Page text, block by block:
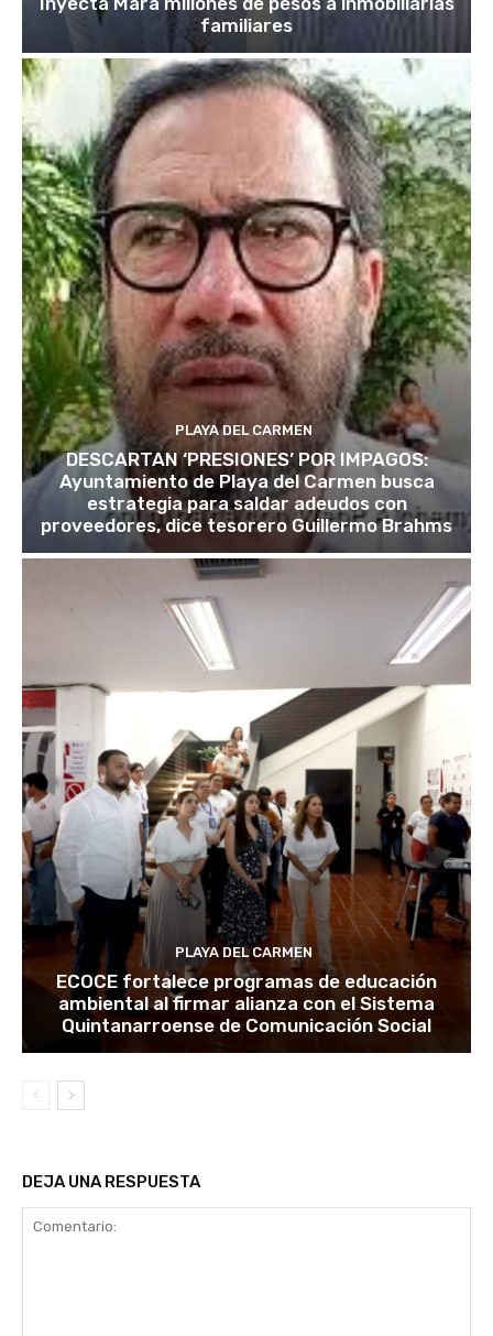
familiares
PLAYA DEL CARMEN
DESCARTAN ‘PRESIONES’ POR IMPAGOS:
Ayuntamiento de Playa del Carmen busca
estrategia para saldar adeudos con
proveedores, dice tesorero Guillermo Brahms
PLAYA DEL CARMEN
ECOCE fortalece programas de educación
ambiental al firmar alianza con el Sistema
Quintanarroense de Comunicación Social
DEJA UNA RESPUESTA